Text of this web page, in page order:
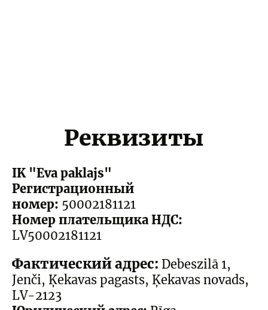
Реквизиты
IK "Eva paklajs"
Регистрационный
номер: 50002181121
Номер плательщика НДС:
LV50002181121
Фактический адрес: Debeszilā 1,
Jenči, Ķekavas pagasts, Ķekavas novads,
LV-2123